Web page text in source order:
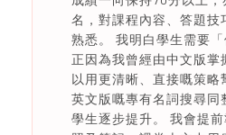
名，對課程內容、答題技
熟悉。 我明白學生需要
正因為我曾經由中文版掌
以用更清晰、直接嘅策略
英文版嘅專有名詞搜尋同
學生逐步提升。 我會提